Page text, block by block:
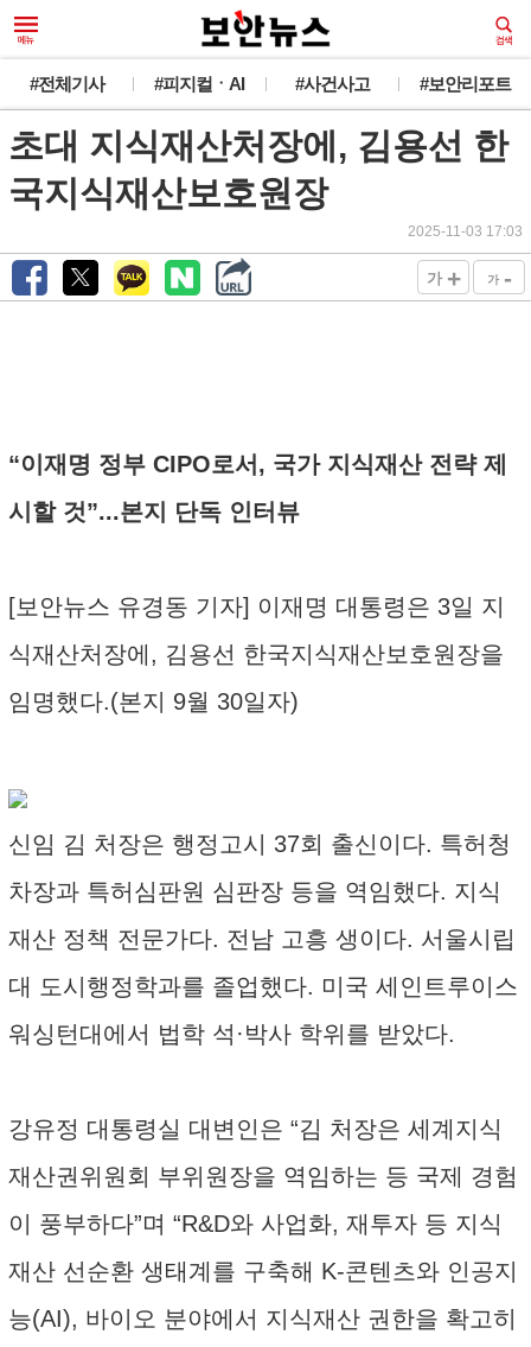
#전체기사 #피지컬ㆍAI #사건사고 #보안리포트
초대 지식재산처장에, 김용선 한
국지식재산보호원장
2025-11-03 17:03
가 + 가 -
“이재명 정부 CIPO로서, 국가 지식재산 전략 제
시할 것”...본지 단독 인터뷰
[보안뉴스 유경동 기자] 이재명 대통령은 3일 지
식재산처장에, 김용선 한국지식재산보호원장을
임명했다.(본지 9월 30일자)
신임 김 처장은 행정고시 37회 출신이다. 특허청
차장과 특허심판원 심판장 등을 역임했다. 지식
재산 정책 전문가다. 전남 고흥 생이다. 서울시립
대 도시행정학과를 졸업했다. 미국 세인트루이스
워싱턴대에서 법학 석·박사 학위를 받았다.
강유정 대통령실 대변인은 “김 처장은 세계지식
재산권위원회 부위원장을 역임하는 등 국제 경험
이 풍부하다”며 “R&D와 사업화, 재투자 등 지식
재산 선순환 생태계를 구축해 K-콘텐츠와 인공지
능(AI), 바이오 분야에서 지식재산 권한을 확고히